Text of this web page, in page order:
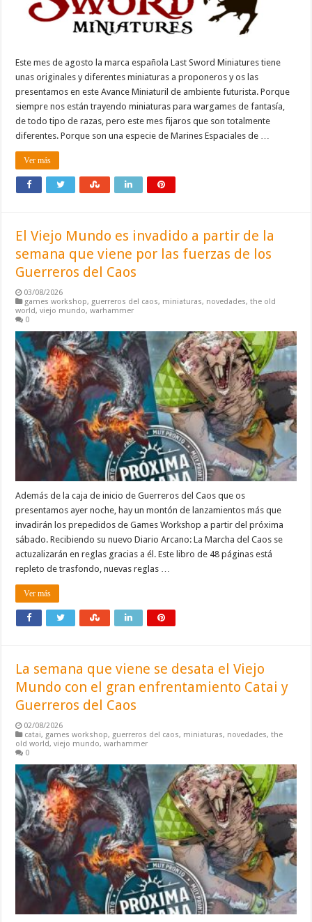
Este mes de agosto la marca española Last Sword Miniatures tiene
unas originales y diferentes miniaturas a proponeros y os las
presentamos en este Avance Miniaturil de ambiente futurista. Porque
siempre nos están trayendo miniaturas para wargames de fantasía,
de todo tipo de razas, pero este mes fijaros que son totalmente
diferentes. Porque son una especie de Marines Espaciales de …
Ver más
El Viejo Mundo es invadido a partir de la
semana que viene por las fuerzas de los
Guerreros del Caos
03/08/2026
games workshop, guerreros del caos, miniaturas, novedades,the old
world,viejo mundo,warhammer
0
Además de la caja de inicio de Guerreros del Caos que os
presentamos ayer noche, hay un montón de lanzamientos más que
invadirán los prepedidos de Games Workshop a partir del próxima
sábado. Recibiendo su nuevo Diario Arcano: La Marcha del Caos se
actuzalizarán en reglas gracias a él. Este libro de 48 páginas está
repleto de trasfondo, nuevas reglas …
Ver más
La semana que viene se desata el Viejo
Mundo con el gran enfrentamiento Catai y
Guerreros del Caos
02/08/2026
catai, games workshop, guerreros del caos, miniaturas, novedades,the
old world,viejo mundo,warhammer
0